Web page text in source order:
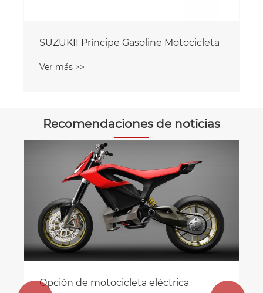
Recomendaciones de noticias
¿El scooter de entrega eléctrica se está
convirtiendo en una opción popular
para los servicios de entrega urbana?
Ver más >>